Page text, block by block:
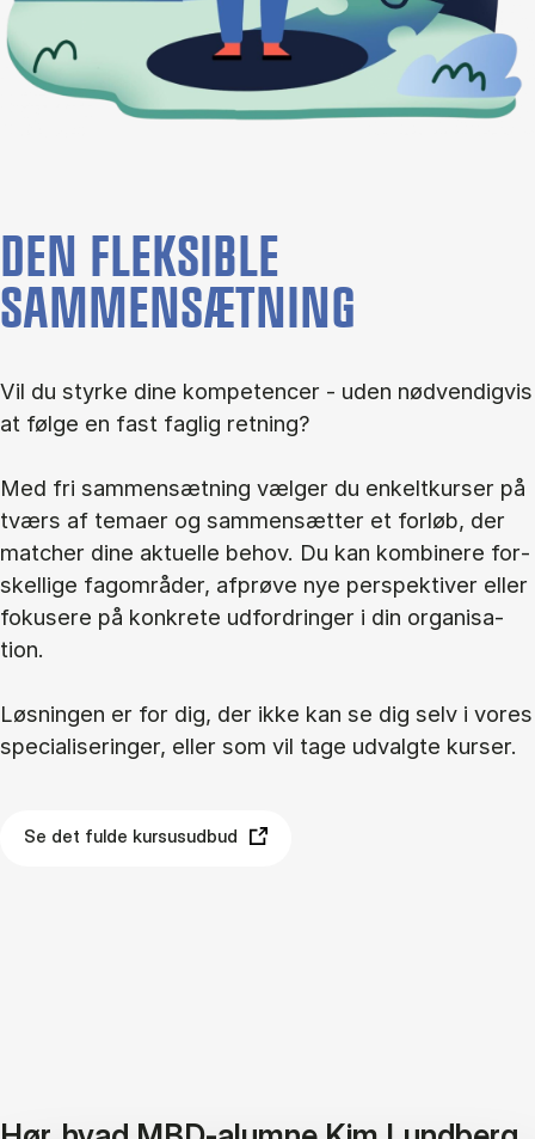
DEN FLEKSIBLE
SAMMENSÆTNING
Vil du styr­ke dine kom­pe­ten­cer - uden nød­ven­dig­vis
at føl­ge en fast fag­lig ret­ning?
Med fri sam­men­sæt­ning væl­ger du en­kelt­kur­ser på
tværs af te­ma­er og sam­men­sæt­ter et for­løb, der
mat­cher dine ak­tu­el­le be­hov. Du kan kom­bi­ne­re for­
skel­li­ge fag­om­rå­der, af­prø­ve nye per­spek­ti­ver el­ler
fo­ku­se­re på kon­kre­te ud­for­drin­ger i din or­ga­ni­sa­
tion.
Løs­nin­gen er for dig, der ikke kan se dig selv i vo­res
spe­ci­a­li­se­rin­ger, el­ler som vil tage ud­valg­te kur­ser.
Se det fulde kursusudbud